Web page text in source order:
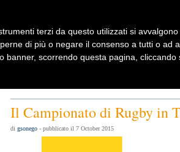
Il Campionato di Rugby in
di gsonego - pubblicato il 7 October 2015
terzi da questo utilizzati si
di più o negare il consenso a tutti o ad
banner, scorrendo questa pagina,